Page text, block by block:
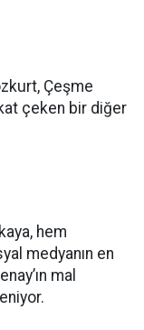
Çeşme
çeken bir diğer
hem
medyanın en
mal